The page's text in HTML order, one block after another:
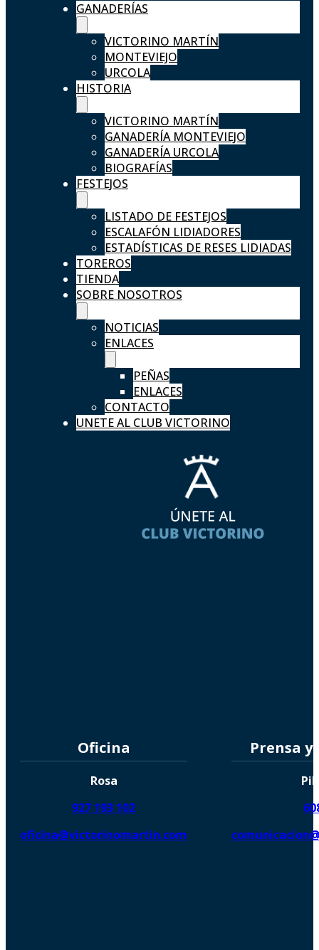
GANADERÍAS
VICTORINO MARTÍN
MONTEVIEJO
URCOLA
HISTORIA
VICTORINO MARTÍN
GANADERÍA MONTEVIEJO
GANADERÍA URCOLA
BIOGRAFÍAS
FESTEJOS
LISTADO DE FESTEJOS
ESCALAFÓN LIDIADORES
ESTADÍSTICAS DE RESES LIDIADAS
TOREROS
TIENDA
SOBRE NOSOTROS
NOTICIAS
ENLACES
PEÑAS
ENLACES
CONTACTO
UNETE AL CLUB VICTORINO
Oficina
Rosa
927 193 102
oficina@victorinomartin.com
Prensa